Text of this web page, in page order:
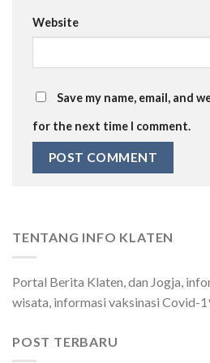
Website
Save my name, email, and
for the next time I comment.
TENTANG INFO KLATEN
Portal Berita Klaten, dan Jogja,
wisata, informasi vaksinasi Covid-
POST TERBARU